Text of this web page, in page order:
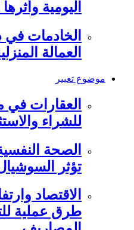
اليومية
الخادمات في
العمالة
موضوع تعبير
للشراء
تؤثر
طرق عملية